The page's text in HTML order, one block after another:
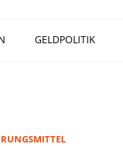
GELDPOLITIK